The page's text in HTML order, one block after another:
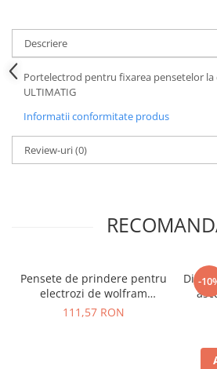
Descriere
Portelectrod pentru fixarea pensetelor
ULTIMATIG
Informatii conformitate produs
Review-uri(0)
Pensete de prindere pentru
electrozi de wolfram
ULTIMATIG si NEUTRIX
111,57 RON
-
Disc